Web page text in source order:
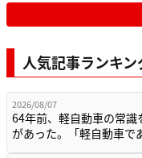
人気記事ランキ
2026/08/07
64年前、軽自動車の常識
があった。「軽自動車